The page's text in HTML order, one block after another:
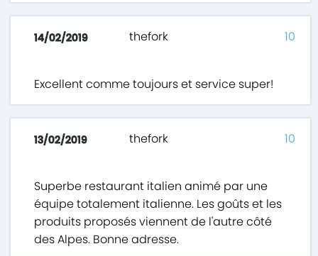
14/02/2019 thefork
Excellent comme toujours et service super!
10
13/02/2019 thefork
Superbe restaurant italien animé par une
équipe totalement italienne. Les goûts et les
produits proposés viennent de l'autre côté
des Alpes. Bonne adresse.
10